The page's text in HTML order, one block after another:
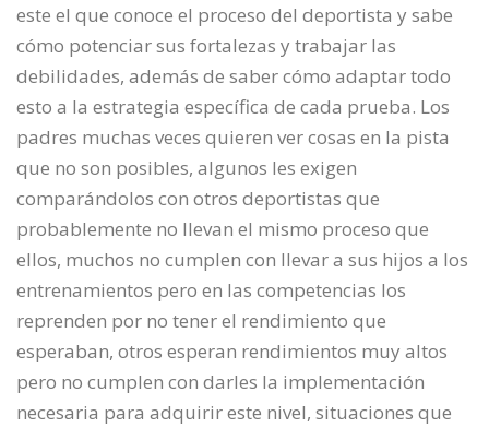
este el que conoce el proceso del deportista y sabe
cómo potenciar sus fortalezas y trabajar las
debilidades, además de saber cómo adaptar todo
esto a la estrategia específica de cada prueba. Los
padres muchas veces quieren ver cosas en la pista
que no son posibles, algunos les exigen
comparándolos con otros deportistas que
probablemente no llevan el mismo proceso que
ellos, muchos no cumplen con llevar a sus hijos a los
entrenamientos pero en las competencias los
reprenden por no tener el rendimiento que
esperaban, otros esperan rendimientos muy altos
pero no cumplen con darles la implementación
necesaria para adquirir este nivel, situaciones que